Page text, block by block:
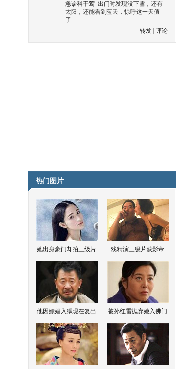
急诊科于莺 出门时发现没下雪，还有
太阳，还能看到蓝天，惊呼这一天值
了！
转发
评论
热门图片
她出身豪门却拍三级片 戏精演三级片获影帝
他因嫖娼入狱现在复出 被孙红雷抛弃她入佛门